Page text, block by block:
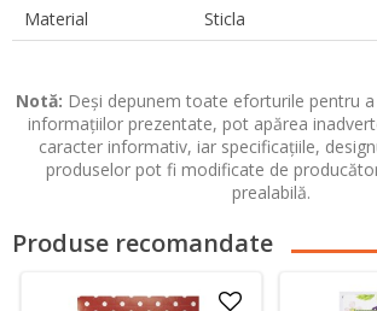
Material
Sticla
Notă: Deși depunem toate eforturile pentru
informațiilor prezentate, pot apărea
caracter informativ, iar specificațiile,
produselor pot fi modificate de
prealabilă.
Produse recomandate